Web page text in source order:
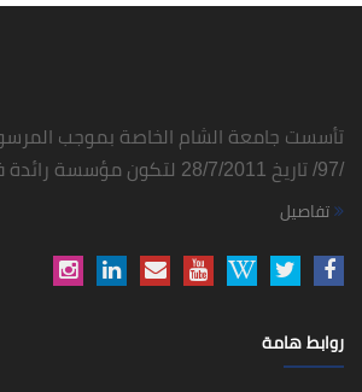
تأسست جامعة الشام الخاصة بموجب
/97/ تاريخ 28/7/2011 لتكون مؤسسة رائدة في التعليم العالي.
تفاصيل
روابط هامة